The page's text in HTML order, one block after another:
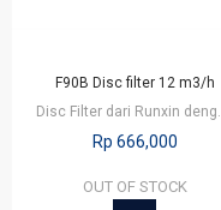
F90B Disc filter 12 m3/h
Rp 666,000
OUT OF STOCK